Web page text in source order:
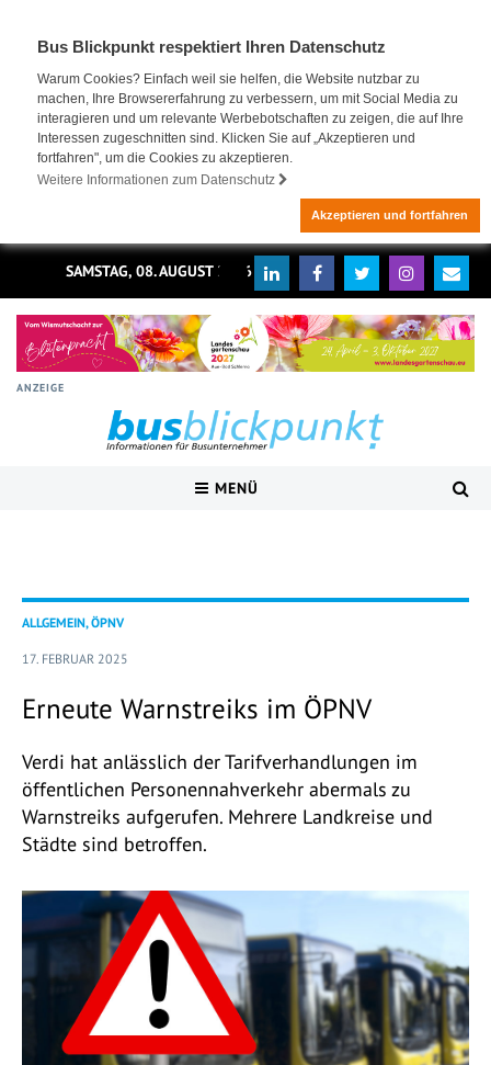
Bus Blickpunkt respektiert Ihren Datenschutz
Warum Cookies? Einfach weil sie helfen, die Website nutzbar zu
machen, Ihre Browsererfahrung zu verbessern, um mit Social Media zu
interagieren und um relevante Werbebotschaften zu zeigen, die auf Ihre
Interessen zugeschnitten sind. Klicken Sie auf „Akzeptieren und
fortfahren", um die Cookies zu akzeptieren.
Weitere Informationen zum Datenschutz
Akzeptieren und fortfahren
SAMSTAG, 08. AUGUST 2026
ANZEIGE
MENÜ
ALLGEMEIN, ÖPNV
17. FEBRUAR 2025
Erneute Warnstreiks im ÖPNV
Verdi hat anlässlich der Tarifverhandlungen im
öffentlichen Personennahverkehr abermals zu
Warnstreiks aufgerufen. Mehrere Landkreise und
Städte sind betroffen.